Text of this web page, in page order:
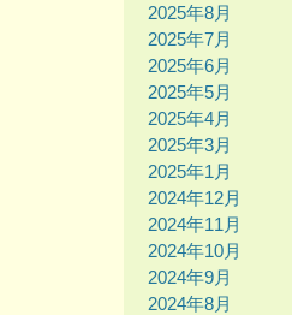
2025年8月
2025年7月
2025年6月
2025年5月
2025年4月
2025年3月
2025年1月
2024年12月
2024年11月
2024年10月
2024年9月
2024年8月